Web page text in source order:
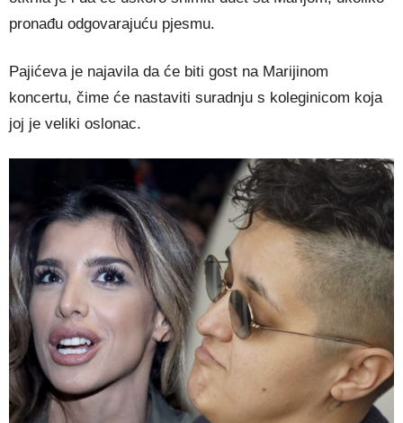
pronađu odgovarajuću pjesmu.
Pajićeva je najavila da će biti gost na Marijinom
koncertu, čime će nastaviti suradnju s koleginicom koja
joj je veliki oslonac.